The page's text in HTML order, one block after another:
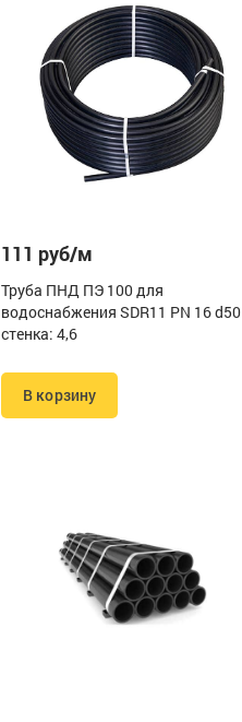
111 руб/м
Труба ПНД ПЭ 100 для
водоснабжения SDR11 PN 16 d50
стенка: 4,6
В корзину